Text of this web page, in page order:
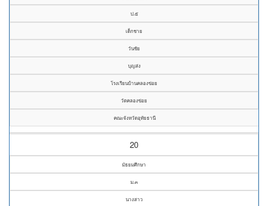
ป.๕
เด็กชาย
วันชัย
บุญส่ง
โรงเรียนบ้านคลองข่อย
วัดคลองข่อย
คณะจังหวัดอุทัยธานี
20
มัธยมศึกษา
ม.๓
นางสาว